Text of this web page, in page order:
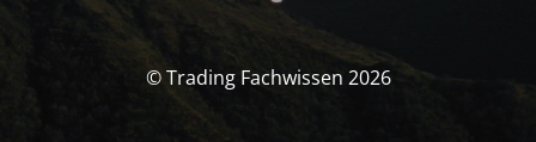
© Trading Fachwissen 2026